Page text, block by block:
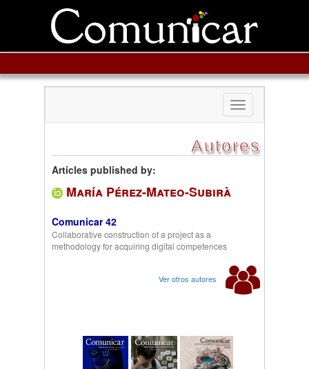
Toggle
navigation
Autores
Articles published by:
María Pérez-Mateo-Subirà
Comunicar 42
Collaborative construction of a project as a
methodology for acquiring digital competences
Ver otros autores